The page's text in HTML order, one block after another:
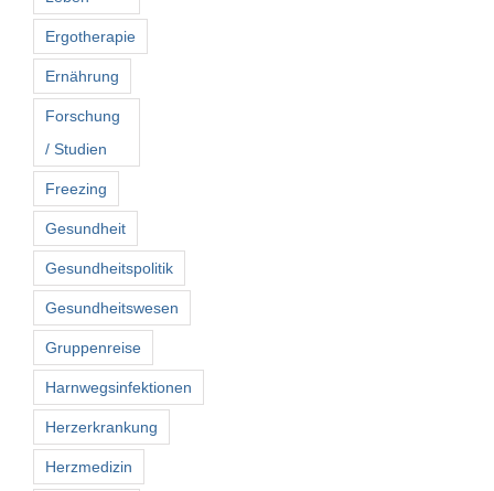
Ergotherapie
Ernährung
Forschung
/ Studien
Freezing
Gesundheit
Gesundheitspolitik
Gesundheitswesen
Gruppenreise
Harnwegsinfektionen
Herzerkrankung
Herzmedizin